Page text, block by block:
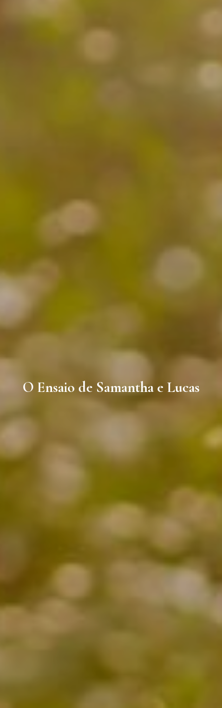
O Ensaio de Samantha e Lucas